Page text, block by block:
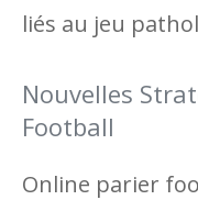
liés au jeu
Nouvelles
Football
Online parier